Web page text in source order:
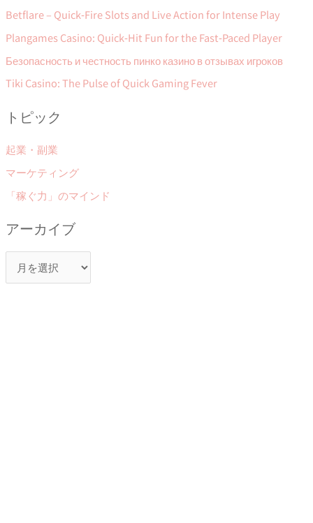
Betflare – Quick‑Fire Slots and Live Action for Intense Play
Plangames Casino: Quick‑Hit Fun for the Fast‑Paced Player
Безопасность и честность пинко казино в отзывах игроков
Tiki Casino: The Pulse of Quick Gaming Fever
トピック
起業・副業
マーケティング
「稼ぐ力」のマインド
アーカイブ